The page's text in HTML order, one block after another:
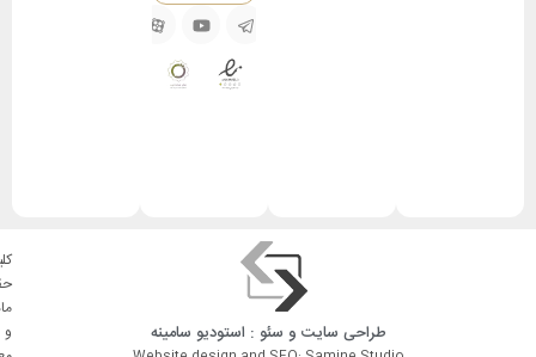
طراحی سایت و سئو : استودیو سامینه
و